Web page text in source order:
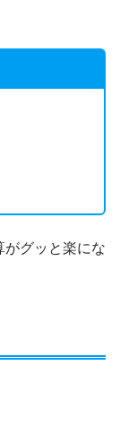
がグッと楽にな